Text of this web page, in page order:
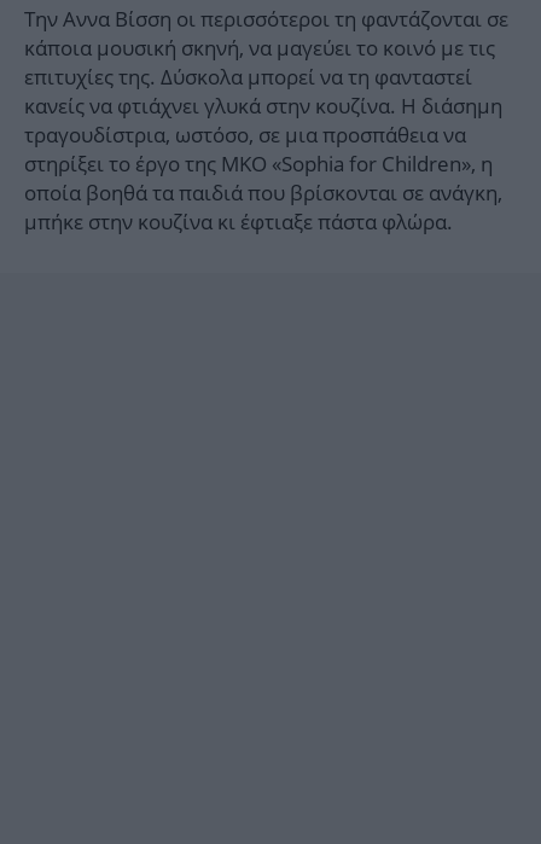
Την Αννα Βίσση οι περισσότεροι τη φαντάζονται σε
κάποια μουσική σκηνή, να μαγεύει το κοινό με τις
επιτυχίες της. Δύσκολα μπορεί να τη φανταστεί
κανείς να φτιάχνει γλυκά στην κουζίνα. Η διάσημη
τραγουδίστρια, ωστόσο, σε μια προσπάθεια να
στηρίξει το έργο της ΜΚΟ «Sophia for Children», η
οποία βοηθά τα παιδιά που βρίσκονται σε ανάγκη,
μπήκε στην κουζίνα κι έφτιαξε πάστα φλώρα.